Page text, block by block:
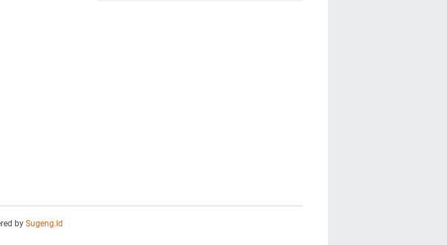
by Sugeng.id